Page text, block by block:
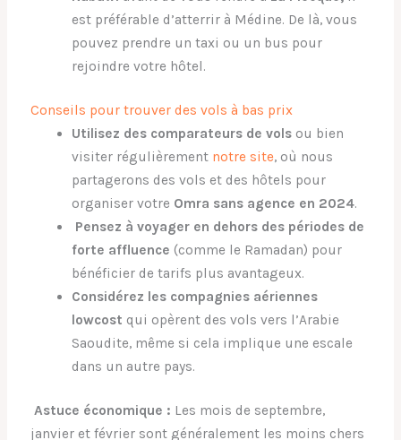
est préférable d’atterrir à Médine. De là, vous
pouvez prendre un taxi ou un bus pour
rejoindre votre hôtel.
Conseils pour trouver des vols à bas prix
Utilisez des comparateurs de vols ou bien
visiter régulièrement notre site, où nous
partagerons des vols et des hôtels pour
organiser votre Omra sans agence en 2024.
Pensez à voyager en dehors des périodes de
forte affluence (comme le Ramadan) pour
bénéficier de tarifs plus avantageux.
Considérez les compagnies aériennes
lowcost qui opèrent des vols vers l’Arabie
Saoudite, même si cela implique une escale
dans un autre pays.
Astuce économique : Les mois de septembre,
janvier et février sont généralement les moins chers